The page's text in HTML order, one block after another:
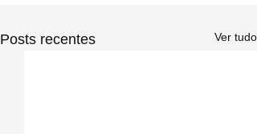
Posts recentes Ver tudo